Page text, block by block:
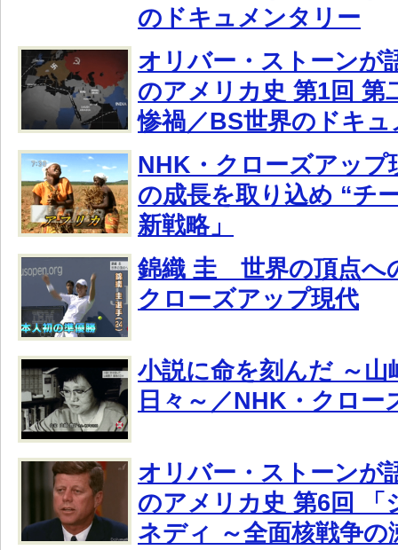
のドキュメンタリー
オリバー・ストーンが
のアメリカ史 第1回 第
惨禍／BS世界のドキ
NHK・クローズアップ
の成長を取り込め “チ
新戦略」
錦織 圭 世界の頂点へ
クローズアップ現代
小説に命を刻んだ ～山
日々～／NHK・クロー
オリバー・ストーンが
のアメリカ史 第6回 「
ネディ ～全面核戦争の